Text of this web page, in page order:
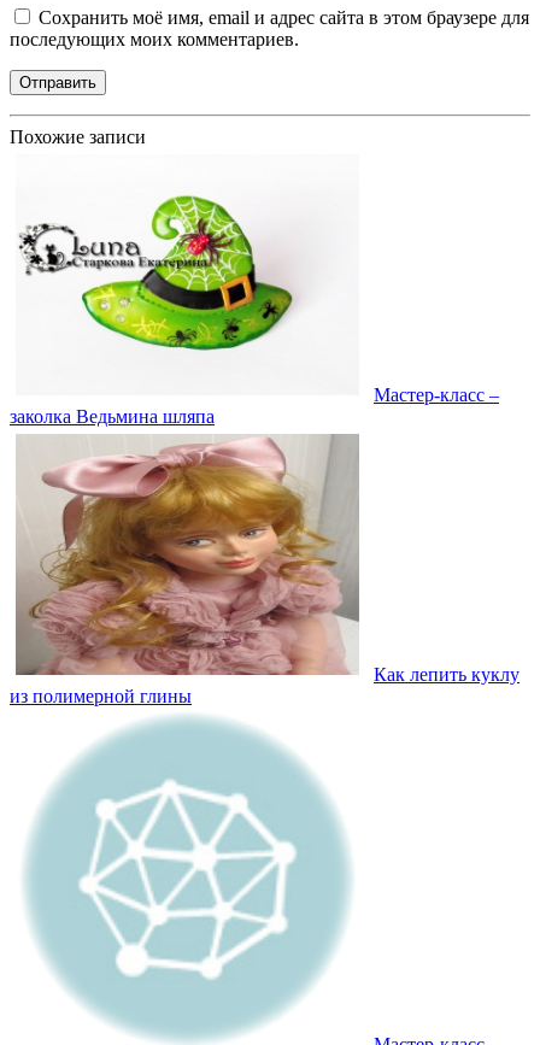
Сохранить моё имя, email и адрес сайта в этом браузере для
последующих моих комментариев.
Похожие записи
Мастер-класс –
заколка Ведьмина шляпа
Как лепить куклу
из полимерной глины